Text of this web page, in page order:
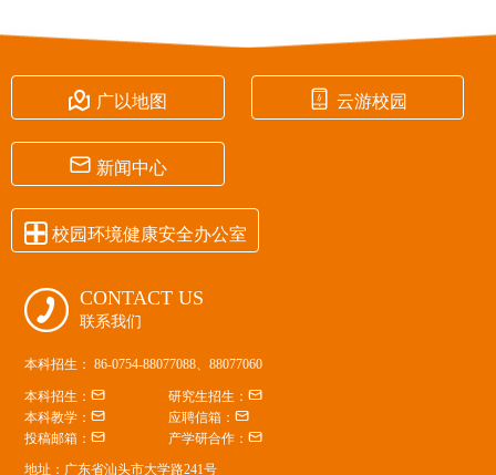
 广以地图  云游校园
 新闻中心
 校园环境健康安全办公室
 CONTACT US
联系我们
本科招生： 86-0754-88077088、88077060
本科招生： 研究生招生：
本科教学： 应聘信箱：
投稿邮箱： 产学研合作：
地址：广东省汕头市大学路241号